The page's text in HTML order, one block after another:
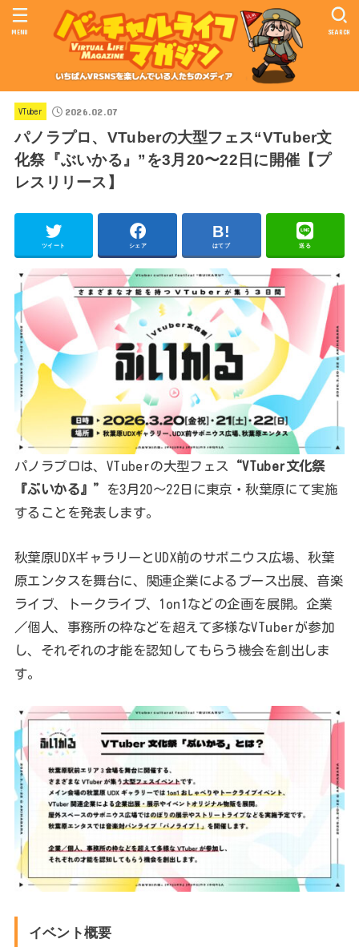
SEARCH
MENU
VTuber 2026.02.07
パノラプロ、VTuberの大型フェス“VTuber文
化祭『ぶいかる』”を3月20〜22日に開催【プ
レスリリース】
ツイート シェア はてブ 送る
パノラプロは、VTuberの大型フェス
“VTuber文化祭
『ぶいかる』”
を3月20〜22日に東京・秋葉原にて実施
することを発表します。
秋葉原UDXギャラリーとUDX前のサボニウス広場、秋葉
原エンタスを舞台に、関連企業によるブース出展、音楽
ライブ、トークライブ、1on1などの企画を展開。企業
／個人、事務所の枠などを超えて多様なVTuberが参加
し、それぞれの才能を認知してもらう機会を創出しま
す。
イベント概要